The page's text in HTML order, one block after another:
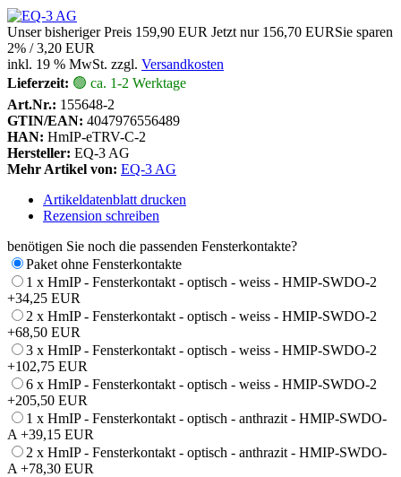
Unser bisheriger Preis 159,90 EUR Jetzt nur 156,70 EURSie sparen
2% / 3,20 EUR
inkl. 19 % MwSt. zzgl. Versandkosten
Lieferzeit: 🟢 ca. 1-2 Werktage
Art.Nr.: 155648-2
GTIN/EAN: 4047976556489
HAN: HmIP-eTRV-C-2
Hersteller: EQ-3 AG
Mehr Artikel von: EQ-3 AG
Artikeldatenblatt drucken
Rezension schreiben
benötigen Sie noch die passenden Fensterkontakte?
Paket ohne Fensterkontakte
1 x HmIP - Fensterkontakt - optisch - weiss - HMIP-SWDO-2
+34,25 EUR
2 x HmIP - Fensterkontakt - optisch - weiss - HMIP-SWDO-2
+68,50 EUR
3 x HmIP - Fensterkontakt - optisch - weiss - HMIP-SWDO-2
+102,75 EUR
6 x HmIP - Fensterkontakt - optisch - weiss - HMIP-SWDO-2
+205,50 EUR
1 x HmIP - Fensterkontakt - optisch - anthrazit - HMIP-SWDO-
A +39,15 EUR
2 x HmIP - Fensterkontakt - optisch - anthrazit - HMIP-SWDO-
A +78,30 EUR